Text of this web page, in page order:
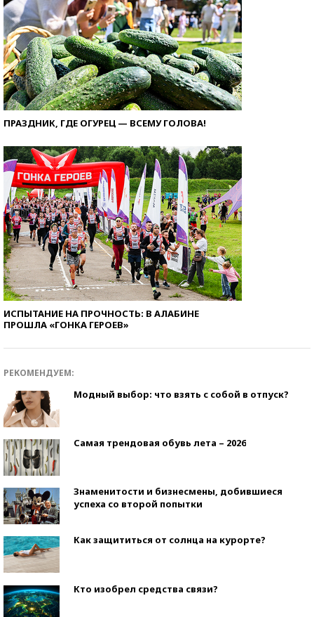
ПРАЗДНИК, ГДЕ ОГУРЕЦ — ВСЕМУ ГОЛОВА!
ИСПЫТАНИЕ НА ПРОЧНОСТЬ: В АЛАБИНЕ
ПРОШЛА «ГОНКА ГЕРОЕВ»
РЕКОМЕНДУЕМ:
Модный выбор: что взять с собой в отпуск?
Самая трендовая обувь лета – 2026
Знаменитости и бизнесмены, добившиеся
успеха со второй попытки
Как защититься от солнца на курорте?
Кто изобрел средства связи?